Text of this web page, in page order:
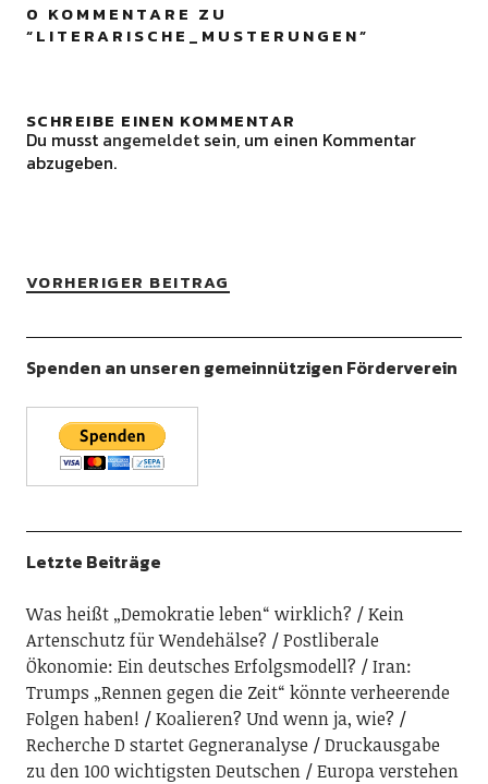
0 KOMMENTARE ZU
“LITERARISCHE_MUSTERUNGEN”
SCHREIBE EINEN KOMMENTAR
Du musst angemeldetsein, um einen Kommentar
abzugeben.
VORHERIGER BEITRAG
Spenden an unseren gemeinnützigen Förderverein
Letzte Beiträge
Was heißt „Demokratie leben“ wirklich?
Kein
Artenschutz für Wendehälse?
Postliberale
Ökonomie: Ein deutsches Erfolgsmodell?
Iran:
Trumps „Rennen gegen die Zeit“ könnte verheerende
Folgen haben!
Koalieren? Und wenn ja, wie?
Recherche D startet Gegneranalyse
Druckausgabe
zu den 100 wichtigsten Deutschen
Europa verstehen